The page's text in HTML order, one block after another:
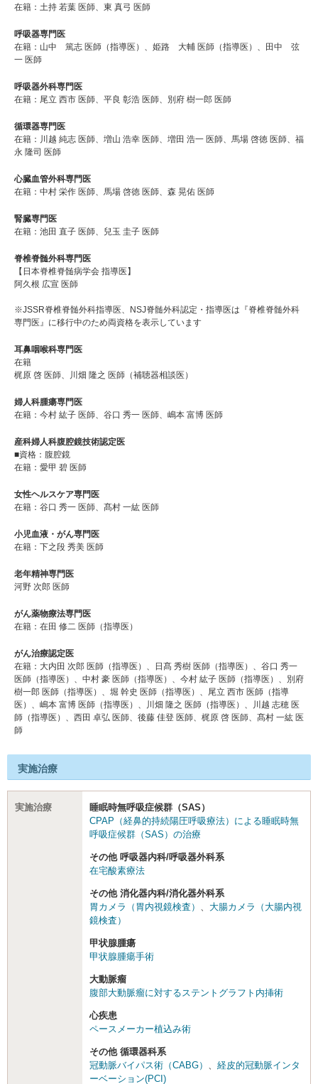
在籍：土持 若葉 医師、東 真弓 医師
呼吸器専門医
在籍：山中 篤志 医師（指導医）、姫路 大輔 医師（指導医）、田中 弦
一 医師
呼吸器外科専門医
在籍：尾立 西市 医師、平良 彰浩 医師、別府 樹一郎 医師
循環器専門医
在籍：川越 純志 医師、増山 浩幸 医師、増田 浩一 医師、馬場 啓徳 医師、福
永 隆司 医師
心臓血管外科専門医
在籍：中村 栄作 医師、馬場 啓徳 医師、森 晃佑 医師
腎臓専門医
在籍：池田 直子 医師、兒玉 圭子 医師
脊椎脊髄外科専門医
【日本脊椎脊髄病学会 指導医】
阿久根 広宣 医師
※JSSR脊椎脊髄外科指導医、NSJ脊髄外科認定・指導医は『脊椎脊髄外科
専門医』に移行中のため両資格を表示しています
耳鼻咽喉科専門医
在籍
梶原 啓 医師、川畑 隆之 医師（補聴器相談医）
婦人科腫瘍専門医
在籍：今村 紘子 医師、谷口 秀一 医師、嶋本 富博 医師
産科婦人科腹腔鏡技術認定医
■資格：腹腔鏡
在籍：愛甲 碧 医師
女性ヘルスケア専門医
在籍：谷口 秀一 医師、髙村 一紘 医師
小児血液・がん専門医
在籍：下之段 秀美 医師
老年精神専門医
河野 次郎 医師
がん薬物療法専門医
在籍：在田 修二 医師（指導医）
がん治療認定医
在籍：⼤内⽥ 次郎 医師（指導医）、⽇髙 秀樹 医師（指導医）、⾕⼝ 秀⼀
医師（指導医）、中村 豪 医師（指導医）、今村 紘⼦ 医師（指導医）、別府
樹⼀郎 医師（指導医）、堀 幹史 医師（指導医）、尾⽴ ⻄市 医師（指導
医）、嶋本 富博 医師（指導医）、川畑 隆之 医師（指導医）、川越 志穂 医
師（指導医）、⻄⽥ 卓弘 医師、後藤 佳登 医師、梶原 啓 医師、髙村 ⼀紘 医
師
実施治療
実施治療
睡眠時無呼吸症候群（SAS）
CPAP（経鼻的持続陽圧呼吸療法）による睡眠時無
呼吸症候群（SAS）の治療
その他 呼吸器内科/呼吸器外科系
在宅酸素療法
その他 消化器内科/消化器外科系
胃カメラ（胃内視鏡検査） 、 大腸カメラ（大腸内視
鏡検査）
甲状腺腫瘍
甲状腺腫瘍手術
大動脈瘤
腹部大動脈瘤に対するステントグラフト内挿術
心疾患
ペースメーカー植込み術
その他 循環器科系
冠動脈バイパス術（CABG） 、 経皮的冠動脈インタ
ーベーション(PCI)